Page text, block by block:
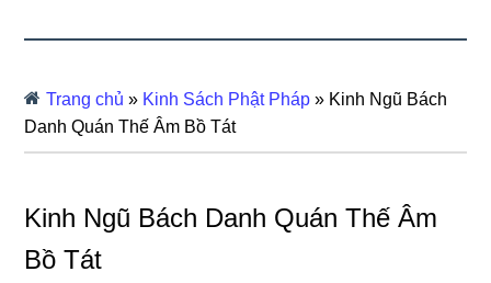
Trang chủ » Kinh Sách Phật Pháp » Kinh Ngũ Bách
Danh Quán Thế Âm Bồ Tát
Kinh Ngũ Bách Danh Quán Thế Âm
Bồ Tát